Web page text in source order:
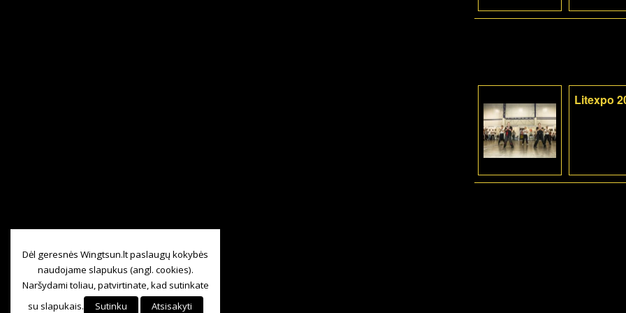
Litexpo
Dėl geresnės Wingtsun.lt paslaugų kokybės
naudojame slapukus (angl. cookies).
Naršydami toliau, patvirtinate, kad sutinkate
su slapukais.
Sutinku Atsisakyti